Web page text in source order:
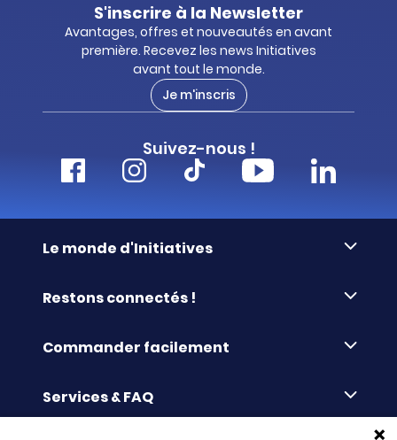
S'inscrire à la Newsletter
Avantages, offres et nouveautés en avant
première. Recevez les news Initiatives
avant tout le monde.
Je m'inscris
Suivez-nous !
Le monde d'Initiatives
Enquête de satisfaction
Restons connectés !
La newsletter
Commander facilement
Services & FAQ